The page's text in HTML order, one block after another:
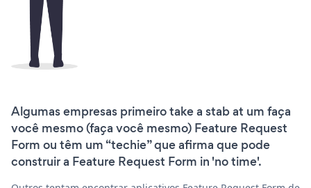
Algumas empresas primeiro take a stab at um faça
você mesmo (faça você mesmo) Feature Request
Form ou têm um “techie” que afirma que pode
construir a Feature Request Form in 'no time'.